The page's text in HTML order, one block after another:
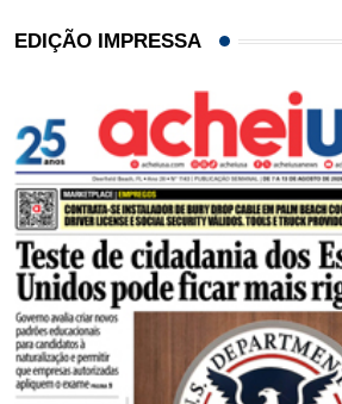
EDIÇÃO IMPRESSA